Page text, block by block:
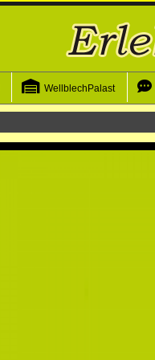
WellblechPalast